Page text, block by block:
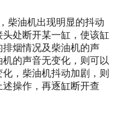
柴油机出现明显的抖动
处断开某一缸，使该缸
烟情况及柴油机的声
的声音无变化，则可以
，柴油机抖动加剧，则
操作，再逐缸断开查